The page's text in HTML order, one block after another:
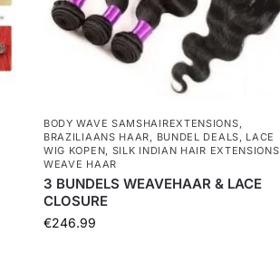
BODY WAVE SAMSHAIREXTENSIONS,
BRAZILIAANS HAAR, BUNDEL DEALS, LACE
WIG KOPEN, SILK INDIAN HAIR EXTENSIONS
WEAVE HAAR
3 BUNDELS WEAVEHAAR & LACE
CLOSURE
€246.99